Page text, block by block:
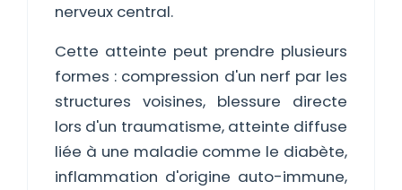
nerveux central.
Cette atteinte peut prendre plusieurs
formes : compression d'un nerf par les
structures voisines, blessure directe
lors d'un traumatisme, atteinte diffuse
liée à une maladie comme le diabète,
inflammation d'origine auto-immune,